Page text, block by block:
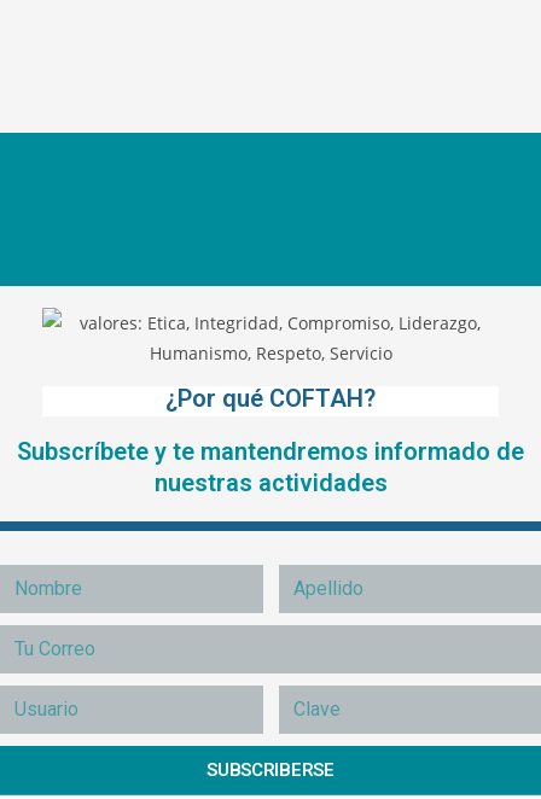
¿Por qué COFTAH?
Subscríbete y te mantendremos informado de
nuestras actividades
SUBSCRIBERSE